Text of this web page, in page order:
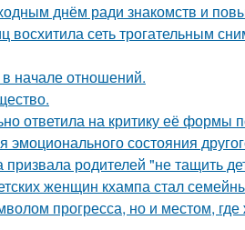
днём ради знакомств и
сеть трогательным
начале отношений.
ответила на критику её формы
состояния
родителей "не тащить
женщин кхампа стал
прогресса, но и местом, где